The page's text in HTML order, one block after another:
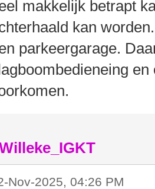
makkelijk betrapt
kan
parkeergarage.
Nov-2025, 04:26 PM